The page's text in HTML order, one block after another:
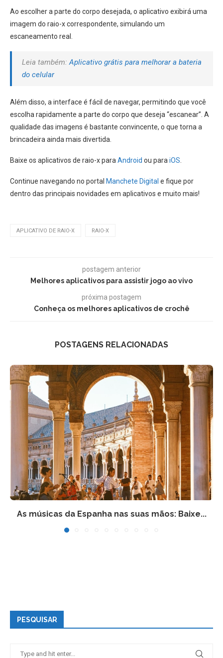
Ao escolher a parte do corpo desejada, o aplicativo exibirá uma
imagem do raio-x correspondente, simulando um
escaneamento real.
Leia também: Aplicativo grátis para melhorar a bateria
do celular
Além disso, a interface é fácil de navegar, permitindo que você
escolha rapidamente a parte do corpo que deseja “escanear”. A
qualidade das imagens é bastante convincente, o que torna a
brincadeira ainda mais divertida.
Baixe os aplicativos de raio-x para Android ou para iOS
Continue navegando no portal Manchete Digital e fique por
dentro das principais novidades em aplicativos e muito mais!
APLICATIVO DE RAIO-X RAIO-X
postagem anterior
Melhores aplicativos para assistir jogo ao vivo
próxima postagem
Conheça os melhores aplicativos de crochê
POSTAGENS RELACIONADAS
As músicas da Espanha nas suas mãos: Baixe...
PESQUISAR